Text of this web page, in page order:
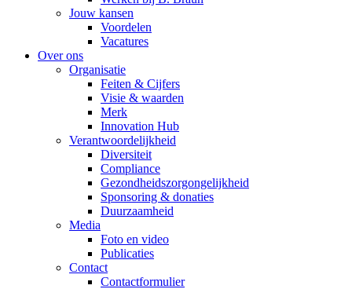
Jouw kansen
Voordelen
Vacatures
Over ons
Organisatie
Feiten & Cijfers
Visie & waarden
Merk
Innovation Hub
Verantwoordelijkheid
Diversiteit
Compliance
Gezondheidszorgongelijkheid​
Sponsoring & donaties
Duurzaamheid
Media
Foto en video
Publicaties
Contact
Contactformulier